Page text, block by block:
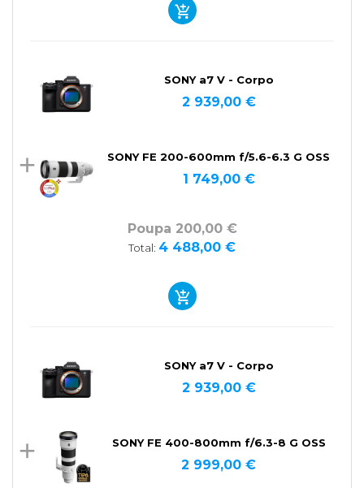
SONY a7 V - Corpo
2 939,00 €
SONY FE 200-600mm f/5.6-6.3 G OSS
1 749,00 €
Poupa 200,00 €
Total: 4 488,00 €
SONY a7 V - Corpo
2 939,00 €
SONY FE 400-800mm f/6.3-8 G OSS
2 999,00 €